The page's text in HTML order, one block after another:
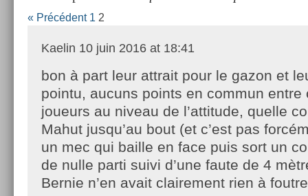
« Précédent 1 2
Kaelin 10 juin 2016 at 18:41
bon à part leur attrait pour le gazon et
pointu, aucuns points en commun entre
joueurs au niveau de l’attitude, quelle
Mahut jusqu’au bout (et c’est pas
un mec qui baille en face puis sort un
de nulle parti suivi d’une faute de 4
Bernie n’en avait clairement rien à